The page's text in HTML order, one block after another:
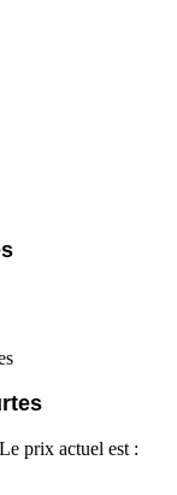
prix actuel est :